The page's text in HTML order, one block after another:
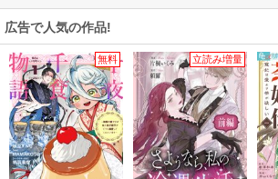
てみたい
てみたい【単話
広告で人気の作品!
無料 立読み増量